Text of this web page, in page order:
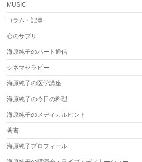
MUSIC
コラム・記事
心のサプリ
海原純子のハート通信
シネマセラピー
海原純子の医学講座
海原純子の今日の料理
海原純子のメディカルヒント
著書
海原純子プロフィール